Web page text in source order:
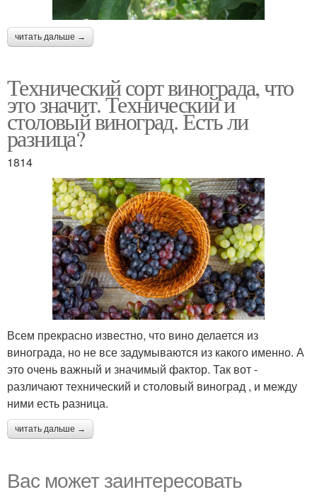
читать дальше →
Технический сорт винограда, что
это значит. Технический и
столовый виноград. Есть ли
разница?
1814
Всем прекрасно известно, что вино делается из
винограда, но не все задумываются из какого именно. А
это очень важный и значимый фактор. Так вот -
различают технический и столовый виноград , и между
ними есть разница.
читать дальше →
Вас может заинтересовать